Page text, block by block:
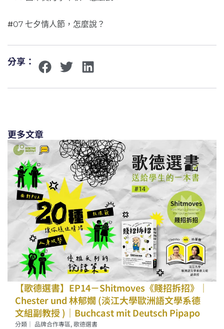
#07 七夕情人節，怎麼說？
分享：
更多文章
【歌德選書】EP14－Shitmoves《賤招拆招》｜
Chester und 林郁嫺 (淡江大學歐洲語文學系德
文組副教授 )｜Buchcast mit Deutsch Pipapo
分類｜ 品牌合作專區,歌德選書